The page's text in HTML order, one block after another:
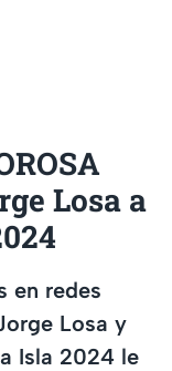
Losa a
en redes
Losa y
Isla 2024 le